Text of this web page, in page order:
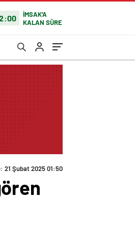
İMSAK'A
KALAN SÜRE
21 Şubat 2025 01:50